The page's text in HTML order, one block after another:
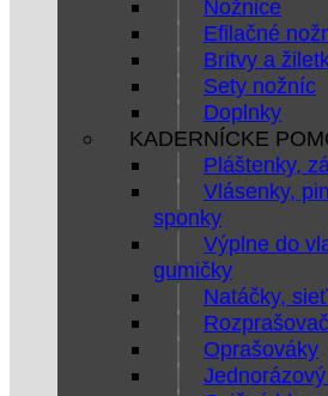
Nožnice
Efilačné
Britvy a
Sety nožníc
Doplnky
KADERNÍCKE
Pláštenky,
Vlásenky,
sponky
Výplne do
gumičky
Natáčky,
Oprašováky